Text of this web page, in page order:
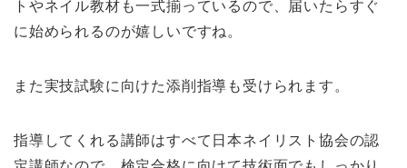
トやネイル教材も一式揃っているので、届いたらすぐ
に始められるのが嬉しいですね。
また実技試験に向けた添削指導も受けられます。
指導してくれる講師はすべて日本ネイリスト協会の認